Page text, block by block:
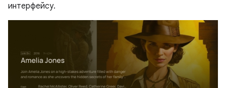
интерфейсу.